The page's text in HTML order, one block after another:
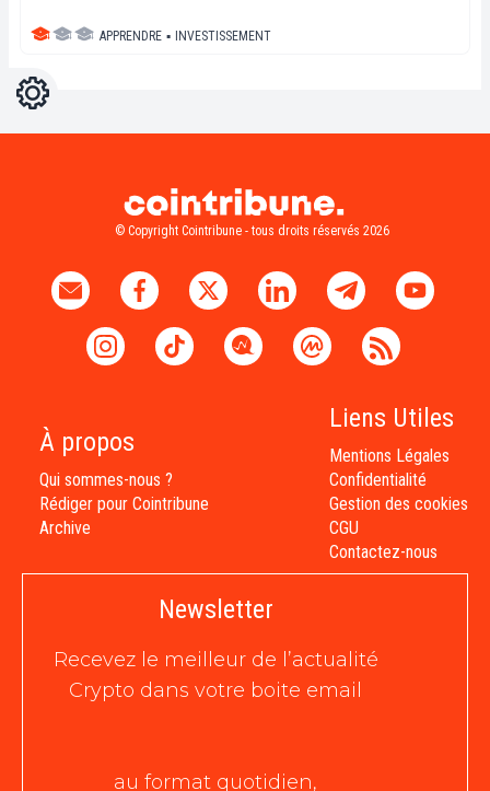
APPRENDRE ▪ INVESTISSEMENT
Réglages
© Copyright Cointribune - tous droits réservés 2026
À propos
Qui sommes-nous ?
Rédiger pour Cointribune
Archive
Liens Utiles
Mentions Légales
Confidentialité
Gestion des cookies
CGU
Contactez-nous
Newsletter
Recevez le meilleur de l’actualité
Crypto dans votre boite email
au format quotidien,